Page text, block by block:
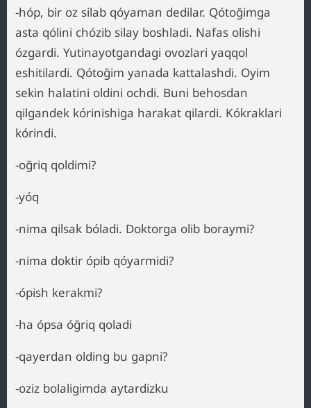
-hóp, bir oz silab qóyaman dedilar. Qótoğimga
asta qólini chózib silay boshladi. Nafas olishi
ózgardi. Yutinayotgandagi ovozlari yaqqol
eshitilardi. Qótoğim yanada kattalashdi. Oyim
sekin halatini oldini ochdi. Buni behosdan
qilgandek kórinishiga harakat qilardi. Kókraklari
kórindi.
-oğriq qoldimi?
-yóq
-nima qilsak bóladi. Doktorga olib boraymi?
-nima doktir ópib qóyarmidi?
-ópish kerakmi?
-ha ópsa óğriq qoladi
-qayerdan olding bu gapni?
-oziz bolaligimda aytardizku